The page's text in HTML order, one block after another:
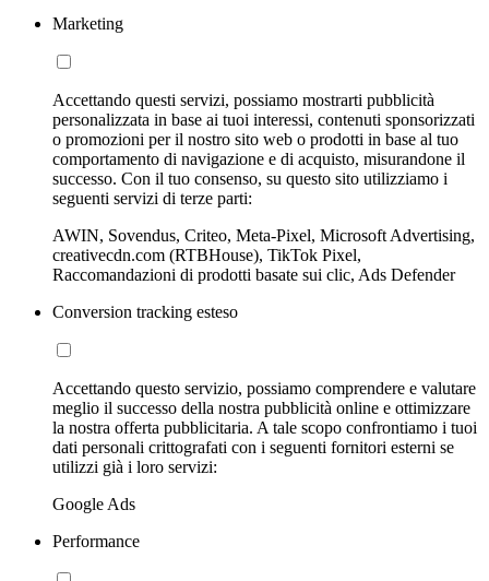
Marketing
Accettando questi servizi, possiamo mostrarti pubblicità
personalizzata in base ai tuoi interessi, contenuti sponsorizzati
o promozioni per il nostro sito web o prodotti in base al tuo
comportamento di navigazione e di acquisto, misurandone il
successo. Con il tuo consenso, su questo sito utilizziamo i
seguenti servizi di terze parti:
AWIN, Sovendus, Criteo, Meta-Pixel, Microsoft Advertising,
creativecdn.com (RTBHouse), TikTok Pixel,
Raccomandazioni di prodotti basate sui clic, Ads Defender
Conversion tracking esteso
Accettando questo servizio, possiamo comprendere e valutare
meglio il successo della nostra pubblicità online e ottimizzare
la nostra offerta pubblicitaria. A tale scopo confrontiamo i tuoi
dati personali crittografati con i seguenti fornitori esterni se
utilizzi già i loro servizi:
Google Ads
Performance